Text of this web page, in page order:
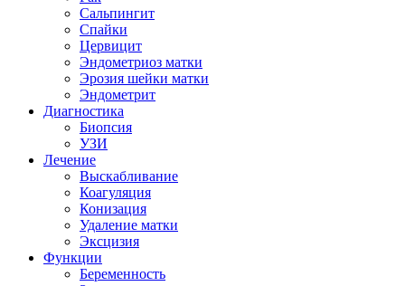
Сальпингит
Спайки
Цервицит
Эндометриоз матки
Эрозия шейки матки
Эндометрит
Диагностика
Биопсия
УЗИ
Лечение
Выскабливание
Коагуляция
Конизация
Удаление матки
Эксцизия
Функции
Беременность